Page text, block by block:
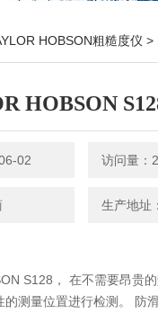
HOBSON粗糙度仪 >
HOBSON
02 访问量：
生产地址：
S128， 在不需要昂贵
的测量位置进行检测。 防